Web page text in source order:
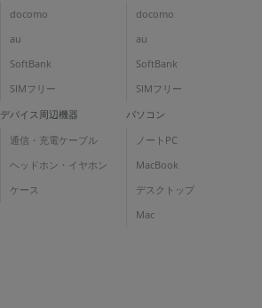
docomo
au
SoftBank
SIMフリー
docomo
au
SoftBank
SIMフリー
デバイス周辺機器
通信・充電ケーブル
ヘッドホン・イヤホン
ケース
パソコン
ノートPC
MacBook
デスクトップ
Mac